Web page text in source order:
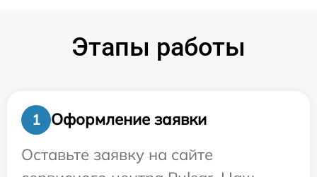
Этапы работы
1
Оформление заявки
Оставьте заявку на сайте